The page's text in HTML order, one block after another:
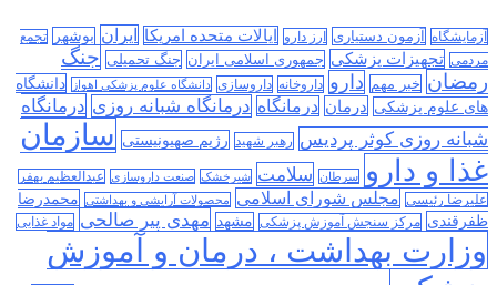
آزمایشگاه آزمون دستیاری ارز دارو ایالات متحده امریکا ایران بوشهر
تجمع
مردمی تجهیزات پزشکی جمهوری اسلامی ایران جنگ تحمیلی جنگ
رمضان خبر مهم دارو داروخانه داروسازی دانشگاه علوم پزشکی اهواز
دانشگاه
های علوم پزشکی درمان درمانگاه درمانگاه شبانه روزی درمانگاه
شبانه روزی کوثر پردیس رهبر شهید رژیم صهیونیستی سازمان
غذا و دارو
سرطان سلامت شیرخشک صنعت داروسازی عبدالعظیم بهفر
علیرضا رئیسی مجلس شورای اسلامی محصولات آرایشی و بهداشتی محمدرضا
ظفرقندی مرکز سنجش آموزش پزشکی مشهد مهدی پیر صالحی مواد غذایی
وزارت بهداشت ، درمان و آموزش